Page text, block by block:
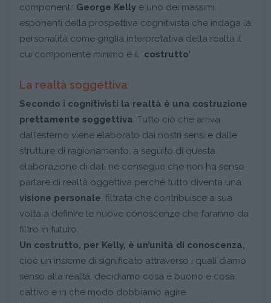
componenti: George Kelly è uno dei massimi
esponenti della prospettiva cognitivista che indaga la
personalità come griglia interpretativa della realtà il
cui componente minimo è il “costrutto”.
La realtà soggettiva
Secondo i cognitivisti la realtà è una costruzione
prettamente soggettiva . Tutto ciò che arriva
dall’esterno viene elaborato dai nostri sensi e dalle
strutture di ragionamento; a seguito di questa
elaborazione di dati ne consegue che non ha senso
parlare di realtà oggettiva perché tutto diventa una
visione personale , filtrata che contribuisce a sua
volta a definire le nuove conoscenze che faranno da
filtro in futuro.
Un costrutto, per Kelly, è un’unità di conoscenza,
cioè un insieme di significato attraverso i quali diamo
senso alla realtà, decidiamo cosa è buono e cosa
cattivo e in che modo dobbiamo agire.